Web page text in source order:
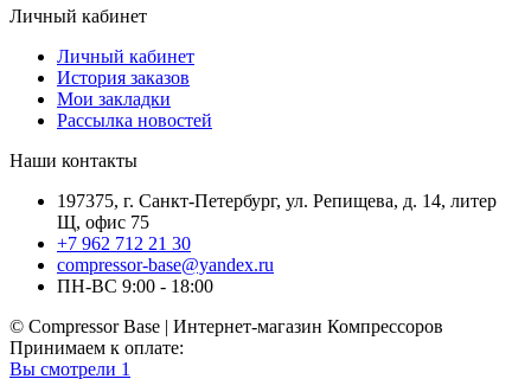
Личный кабинет
Личный кабинет
История заказов
Мои закладки
Рассылка новостей
Наши контакты
197375, г. Санкт-Петербург, ул. Репищева, д. 14, литер
Щ, офис 75
+7 962 712 21 30
compressor-base@yandex.ru
ПН-ВС 9:00 - 18:00
© Compressor Base | Интернет-магазин Компрессоров
Принимаем к оплате:
Вы смотрели 1